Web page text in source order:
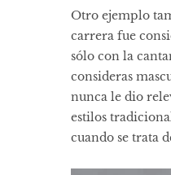
Otro ejemplo
carrera fue
sólo con la
consideras
nunca le dio
estilos
cuando se trata